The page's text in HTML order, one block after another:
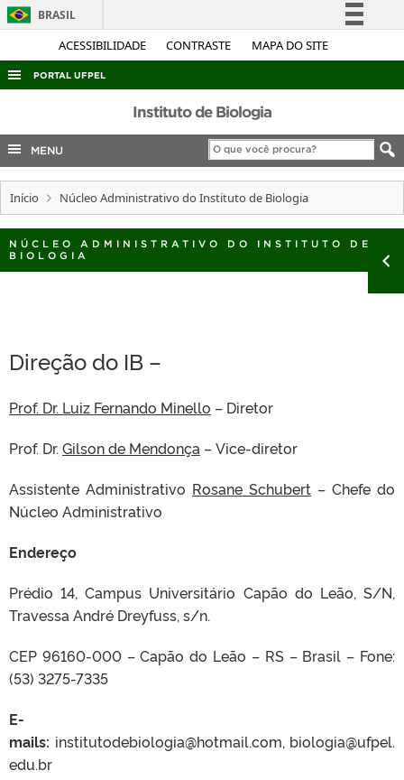
ACESSIBILIDADE CONTRASTE MAPA DO SITE
BRASIL
Simplifique!
Acesso à informação
Legislação
Canais
PORTAL UFPEL
ACESSO À INFORMAÇÃO
AUDITORIA
COBALTO
CONCURSOS
EDITAIS
INTERNACIONAL
Instituto de Biologia
MENU
Início Núcleo Administrativo do Instituto de Biologia
NÚCLEO ADMINISTRATIVO DO INSTITUTO DE
BIOLOGIA
Direção do IB –
Prof. Dr. Luiz Fernando Minello – Diretor
Prof. Dr. Gilson de Mendonça – Vice-diretor
Assistente Administrativo Rosane Schubert – Chefe do
Núcleo Administrativo
Endereço
Prédio 14, Campus Universitário Capão do Leão, S/N,
Travessa André Dreyfuss, s/n.
CEP 96160-000 – Capão do Leão – RS – Brasil – Fone:
(53) 3275-7335
E-
mails: institutodebiologia@hotmail.com, biologia@ufpel.
edu.br